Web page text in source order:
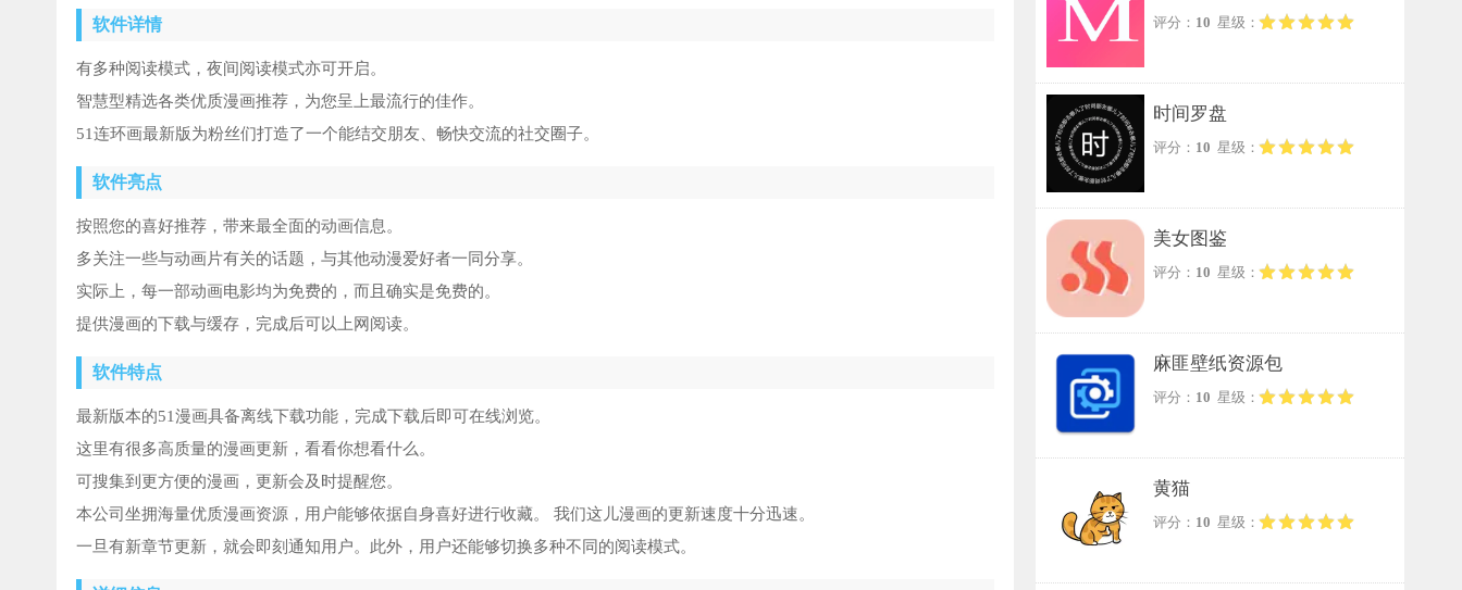
软件详情
有多种阅读模式，夜间阅读模式亦可开启。
智慧型精选各类优质漫画推荐，为您呈上最流行的佳作。
51连环画最新版为粉丝们打造了一个能结交朋友、畅快交流的社交圈子。
软件亮点
按照您的喜好推荐，带来最全面的动画信息。
多关注一些与动画片有关的话题，与其他动漫爱好者一同分享。
实际上，每一部动画电影均为免费的，而且确实是免费的。
提供漫画的下载与缓存，完成后可以上网阅读。
软件特点
最新版本的51漫画具备离线下载功能，完成下载后即可在线浏览。
这里有很多高质量的漫画更新，看看你想看什么。
可搜集到更方便的漫画，更新会及时提醒您。
本公司坐拥海量优质漫画资源，用户能够依据自身喜好进行收藏。 我们这儿漫画的更新速度十分迅速。
一旦有新章节更新，就会即刻通知用户。此外，用户还能够切换多种不同的阅读模式。
评分： 10 星级：
时间罗盘
评分： 10 星级：
美女图鉴
评分： 10 星级：
麻匪壁纸资源包
评分： 10 星级：
黄猫
评分： 10 星级：